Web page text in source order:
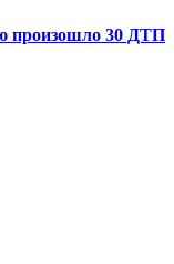
произошло 30 ДТП